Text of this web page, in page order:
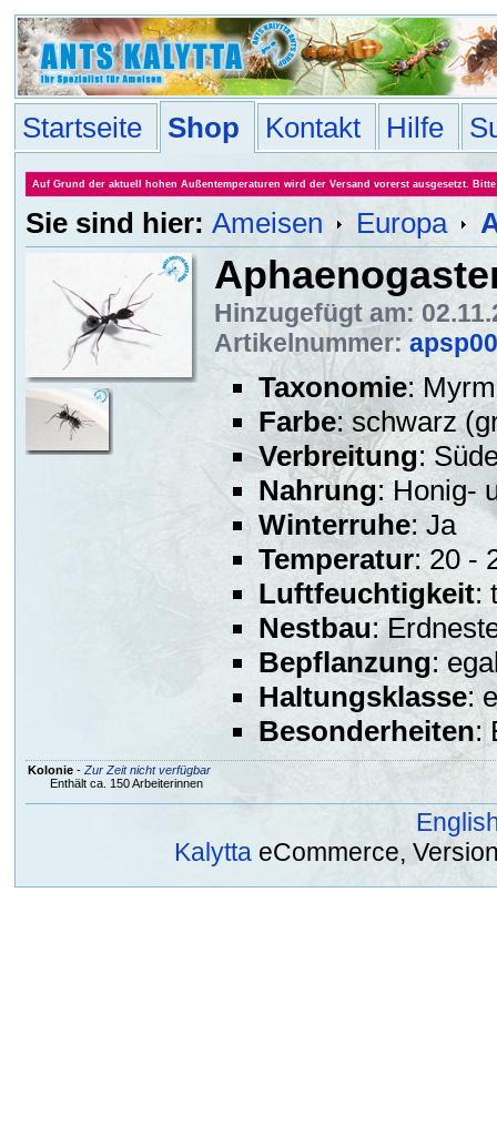
Startseite Shop Kontakt Hilfe
Auf Grund der aktuell hohen Außentemperaturen wird der Versand vorerst ausgesetzt.
Sie sind hier: Ameisen Europa
Hinzugefügt am:
Artikelnummer:
Taxonomie:
Farbe: schwarz
Verbreitung:
Nahrung: Honig-
Winterruhe: Ja
Temperatur: 20 -
Luftfeuchtigkeit:
Nestbau:
Bepflanzung:
Haltungsklasse:
Besonderheiten:
Kolonie- Zur Zeit nicht verfügbar
Enthält ca. 150 Arbeiterinnen
Kalytta eCommerce,